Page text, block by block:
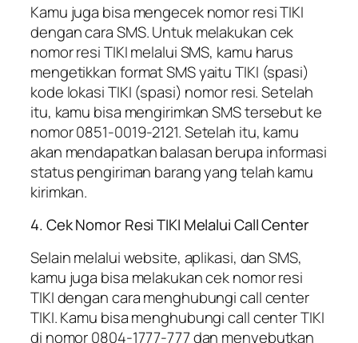
Kamu juga bisa mengecek nomor resi TIKI
dengan cara SMS. Untuk melakukan cek
nomor resi TIKI melalui SMS, kamu harus
mengetikkan format SMS yaitu TIKI (spasi)
kode lokasi TIKI (spasi) nomor resi. Setelah
itu, kamu bisa mengirimkan SMS tersebut ke
nomor 0851-0019-2121. Setelah itu, kamu
akan mendapatkan balasan berupa informasi
status pengiriman barang yang telah kamu
kirimkan.
4. Cek Nomor Resi TIKI Melalui Call Center
Selain melalui website, aplikasi, dan SMS,
kamu juga bisa melakukan cek nomor resi
TIKI dengan cara menghubungi call center
TIKI. Kamu bisa menghubungi call center TIKI
di nomor 0804-1777-777 dan menyebutkan